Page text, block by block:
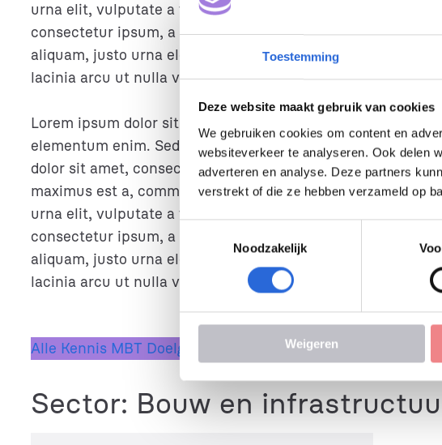
Toestemming
Deze website maakt gebruik van cookies
We gebruiken cookies om content en
websiteverkeer te analyseren. Ook delen
adverteren en analyse. Deze partners
verstrekt of die ze hebben verzameld op
m
Noodzakelijk
Weigeren
urna elit, vulputate a fermentum eget, feugiat ut odio.
consectetur ipsum, a tempus lacus. Integer finibus, arcu id
aliquam, justo urna eleifend quam, ac egestas elit nisi quis
lacinia arcu ut nulla venenatis, sed consectetur ipsum
Lorem ipsum dolor sit amet, consectetur adipiscing elit.
elementum enim. Sed nec quam non sapien sodales
dolor sit amet, consectetur adipiscing elit. Fusce in erat
maximus est a, commodo leo. Proin molestie vel libero vel
urna elit, vulputate a fermentum eget, feugiat ut odio.
consectetur ipsum, a tempus lacus. Integer finibus, arcu id
aliquam, justo urna eleifend quam, ac egestas elit nisi quis
lacinia arcu ut nulla venenatis, sed consectetur ipsum porta.
Alle Kennis MBT Doelgroep 1 Alle Kennis MBT Doelgroep 2
Sector: Bouw en